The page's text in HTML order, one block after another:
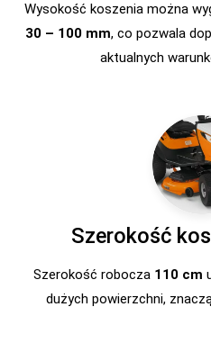
Wysokość koszenia można
30 – 100 mm, co pozwala
aktualnych
Szerokość
Szerokość robocza 110 cm
dużych powierzchni,